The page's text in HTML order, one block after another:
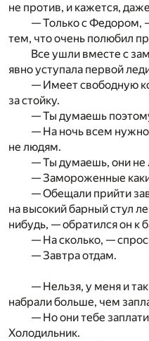
не против, и кажется,
— Только с Федором,
тем, что очень полюбил
Все ушли вместе с
явно уступала первой
— Имеет свободную
за стойку.
— Ты думаешь
— На ночь всем
не людям.
— Ты думаешь, они не
— Замороженные
— Обещали прийти
на высокий барный стул
нибудь, — обратился он к
— На сколько, —
— Завтра отдам.
— Нельзя, у меня и
набрали больше, чем
— Но они тебе
Холодильник.